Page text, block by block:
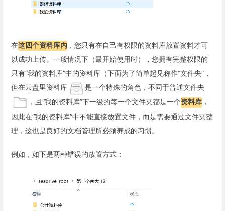
在这四个资料库内 ，您只有在自己有权限的资料库放置资料才可
以成功上传。一般情况下（最开始使用时），您拥有完整权限的
只有“我的资料库”中的资料库（下面为了简单起见称作“文件夹”，
但在云盘里资料库
是一个特殊的角色，不同于普通文件夹
，且“我的资料库”下一级的每一个文件夹都是一个资料库 ，
因此在“我的资料库”中不能直接放置文件，而是需要通过文件夹整
理，这也是良好的文档管理所必须养成的习惯。
例如，如下是两种错误的放置方式：